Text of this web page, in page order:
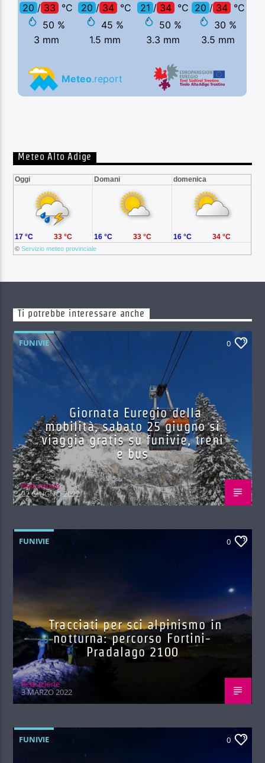
Meteo Alto Adige
Oggi Domani domenica
©Servizio meteo provinciale
17 °C 33 °C 16 °C 33 °C 16 °C 34 °C
Ti potrebbe interessare anche
FUNIVIE 0
Giornata Euregio della
mobilità, sabato 25 giugno si
viaggia gratis su funivie, treni
e bus
Red.azione
22 GIUGNO 2022
FUNIVIE 0
Tracciati per sci alpinismo in
notturna: percorso Fortini-
Pradalago 2100
Red.azione
3 MARZO 2022
FUNIVIE 0